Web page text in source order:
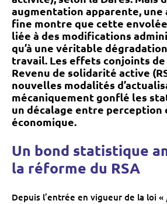
augmentation apparente, une
fine montre que cette
liée à des modifications
qu’à une véritable
travail. Les effets conjoints
Revenu de solidarité active
nouvelles modalités
mécaniquement gonflé les
un décalage entre
économique.
Un bond statistique
la réforme du RSA
Depuis l’entrée en vigueur de la loi «